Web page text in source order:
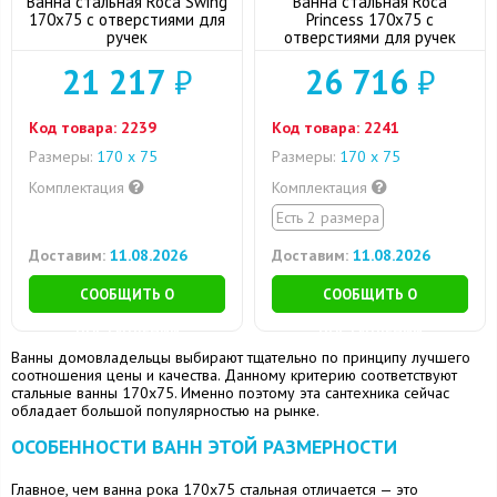
170х75 с отверстиями для
ручек
21 217 ₽
Код товара: 2239
Размеры: 170 х 75
Комплектация
Доставим: 11.08.2026
СООБЩИТЬ О
Princess 170х75 с
отверстиями для ручек
26 716 ₽
Код товара: 2241
Размеры: 170 х 75
Комплектация
Есть 2 размера
Доставим: 11.08.2026
СООБЩИТЬ О
Ванны домовладельцы выбирают тщательно по принципу лучшего
соотношения цены и качества. Данному критерию соответствуют
стальные ванны 170х75. Именно поэтому эта сантехника сейчас
обладает большой популярностью на рынке.
ОСОБЕННОСТИ ВАНН ЭТОЙ РАЗМЕРНОСТИ
Главное, чем ванна рока 170х75 стальная отличается — это